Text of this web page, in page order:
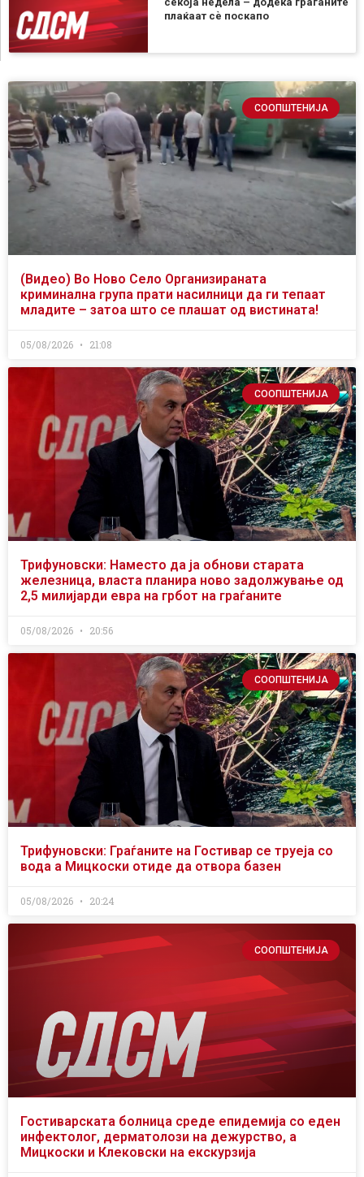
плаќаат сѐ поскапо
СООПШТЕНИЈА
(Видео) Во Ново Село Организираната
криминална група прати насилници да ги тепаат
младите – затоа што се плашат од вистината!
05/08/2026 21:08
СООПШТЕНИЈА
Трифуновски: Наместо да ја обнови старата
железница, власта планира ново задолжување од
2,5 милијарди евра на грбот на граѓаните
05/08/2026 20:56
СООПШТЕНИЈА
Трифуновски: Граѓаните на Гостивар се труеја со
вода а Мицкоски отиде да отвора базен
05/08/2026 20:24
СООПШТЕНИЈА
Гостиварската болница среде епидемија со еден
инфектолог, дерматолози на дежурство, а
Мицкоски и Клековски на екскурзија